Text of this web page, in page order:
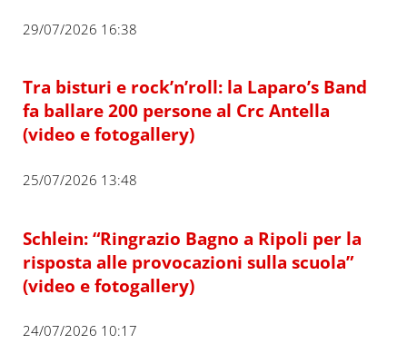
29/07/2026 16:38
Tra bisturi e rock’n’roll: la Laparo’s Band
fa ballare 200 persone al Crc Antella
(video e fotogallery)
25/07/2026 13:48
Schlein: “Ringrazio Bagno a Ripoli per la
risposta alle provocazioni sulla scuola”
(video e fotogallery)
24/07/2026 10:17